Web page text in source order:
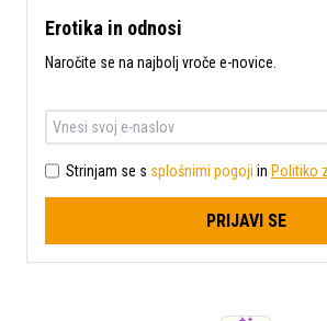
Erotika in odnosi
Naročite se na najbolj vroče e-novice.
Strinjam se s splošnimi pogoji in Politiko
PRIJAVI SE